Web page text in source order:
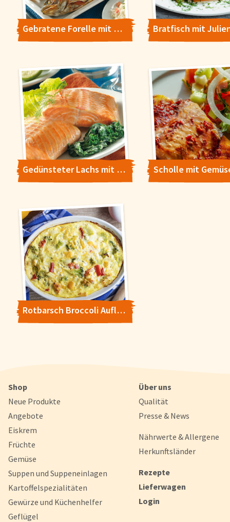
Gebratene Forelle mit Blattspinat
Gedünsteter Lachs mit Endivien und Sauerrahmsauce Scholle mit
Rotbarsch Broccoli Auflauf
Shop
Neue Produkte
Angebote
Eiskrem
Früchte
Gemüse
Suppen und Suppeneinlagen
Kartoffelspezialitäten
Gewürze und Küchenhelfer
Geflügel
Über uns
Qualität
Presse & News
Nährwerte & Allergene
Herkunftsländer
Rezepte
Lieferwagen
Login